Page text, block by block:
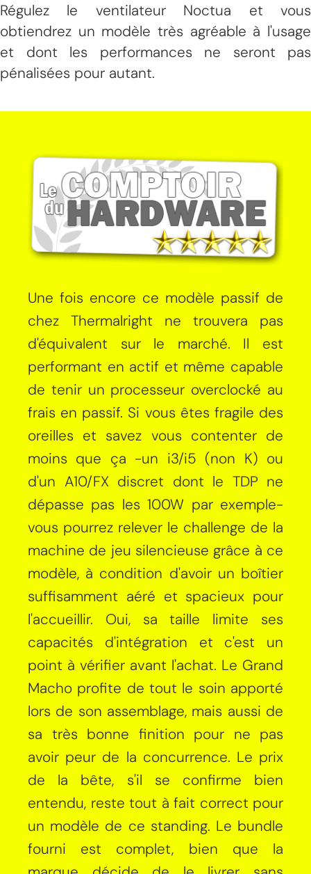
Régulez le ventilateur Noctua et vous
obtiendrez un modèle très agréable à l'usage
et dont les performances ne seront pas
pénalisées pour autant.
Une fois encore ce modèle passif de
chez Thermalright ne trouvera pas
d'équivalent sur le marché. Il est
performant en actif et même capable
de tenir un processeur overclocké au
frais en passif. Si vous êtes fragile des
oreilles et savez vous contenter de
moins que ça -un i3/i5 (non K) ou
d'un A10/FX discret dont le TDP ne
dépasse pas les 100W par exemple-
vous pourrez relever le challenge de la
machine de jeu silencieuse grâce à ce
modèle, à condition d'avoir un boîtier
suffisamment aéré et spacieux pour
l'accueillir. Oui, sa taille limite ses
capacités d'intégration et c'est un
point à vérifier avant l'achat. Le Grand
Macho profite de tout le soin apporté
lors de son assemblage, mais aussi de
sa très bonne finition pour ne pas
avoir peur de la concurrence. Le prix
de la bête, s'il se confirme bien
entendu, reste tout à fait correct pour
un modèle de ce standing. Le bundle
fourni est complet, bien que la